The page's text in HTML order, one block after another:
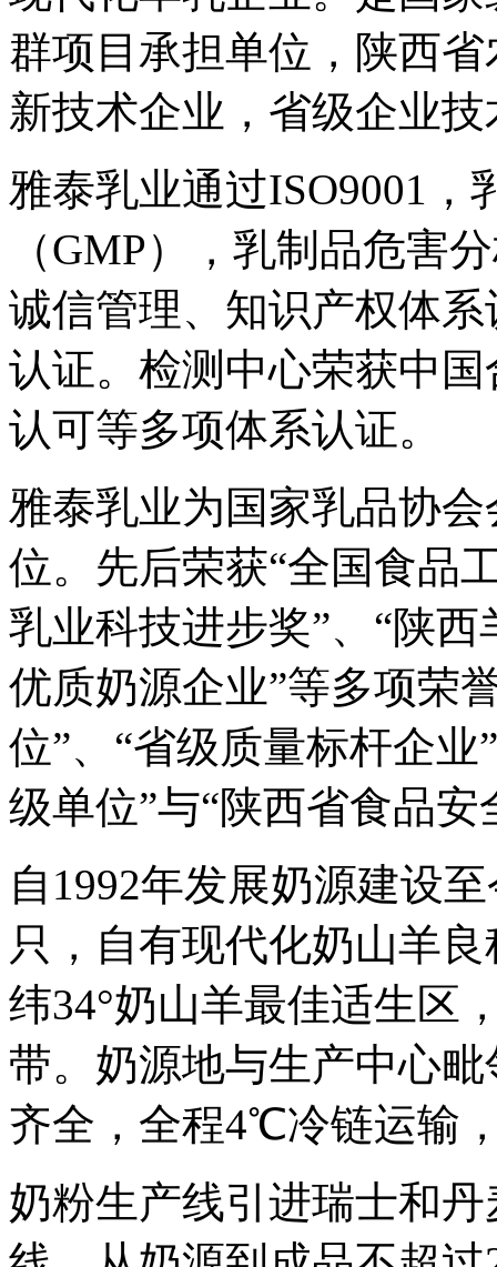
群项目承担单位，陕西
新技术企业，省级企业
雅泰乳业通过ISO9001，
（GMP），乳制品危害
诚信管理、知识产权体
认证。检测中心荣获中
认可等多项体系认证。
雅泰乳业为国家乳品协
位。先后荣获“全国食品
乳业科技进步奖”、“陕
优质奶源企业”等多项荣
位”、“省级质量标杆企
级单位”与“陕西省食品
自1992年发展奶源建设
只，自有现代化奶山羊
纬34°奶山羊最佳适生区
带。奶源地与生产中心
齐全，全程4℃冷链运输
奶粉生产线引进瑞士和